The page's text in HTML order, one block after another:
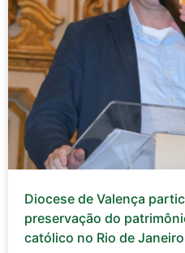
Diocese de Valença
preservação do
católico no Rio de Janeiro